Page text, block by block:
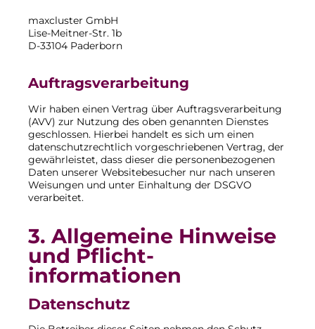
maxcluster GmbH
Lise-Meitner-Str. 1b
D-33104 Paderborn
Auftragsverarbeitung
Wir haben einen Vertrag über Auftragsverarbeitung
(AVV) zur Nutzung des oben genannten Dienstes
geschlossen. Hierbei handelt es sich um einen
datenschutzrechtlich vorgeschriebenen Vertrag, der
gewährleistet, dass dieser die personenbezogenen
Daten unserer Websitebesucher nur nach unseren
Weisungen und unter Einhaltung der DSGVO
verarbeitet.
3. Allgemeine Hinweise
und Pflicht­
informationen
Datenschutz